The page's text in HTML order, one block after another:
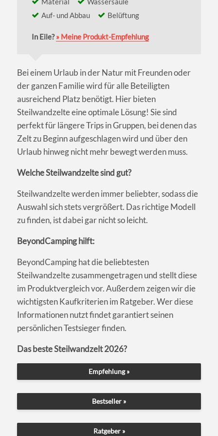
Auf- und Abbau
Belüftung
In Eile?» Meine Produkt-Empfehlung
Bei einem Urlaub in der Natur mit Freunden oder
der ganzen Familie wird für alle Beteiligten
ausreichend Platz benötigt. Hier bieten
Steilwandzelte eine optimale Lösung! Sie sind
perfekt für längere Trips in Gruppen, bei denen das
Zelt zu Beginn aufgeschlagen wird und über den
Urlaub hinweg nicht mehr bewegt werden muss.
Welche Steilwandzelte sind gut?
Steilwandzelte werden immer beliebter, sodass die
Auswahl sich stets vergrößert. Das richtige Modell
zu finden, ist dabei gar nicht so leicht.
BeyondCamping hilft:
BeyondCamping hat die beliebtesten
Steilwandzelte zusammengetragen und stellt diese
im Produktvergleich vor. Außerdem zeigen wir die
wichtigsten Kaufkriterien im Ratgeber. Wer diese
Informationen nutzt findet garantiert seinen
persönlichen Testsieger finden.
Das beste Steilwandzelt 2026?
Empfehlung »
Bestseller »
Ratgeber »